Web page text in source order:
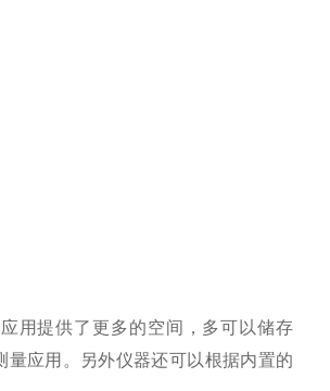
用提供了更多的空间，多可以储存
应用。另外仪器还可以根据内置的